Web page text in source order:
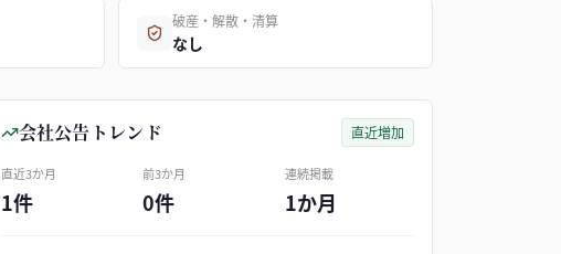
破産・解散・清算
なし
会社公告トレンド 直近増加
直近3か月
1件
前3か月
0件
連続掲載
1か月